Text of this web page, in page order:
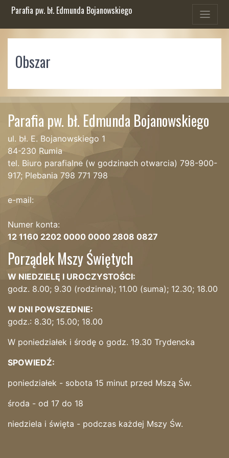
Parafia pw. bł. Edmunda Bojanowskiego
Obszar
Parafia pw. bł. Edmunda Bojanowskiego
ul. bł. E. Bojanowskiego 1
84-230 Rumia
tel. Biuro parafialne (w godzinach otwarcia) 798-900-
917; Plebania 798 771 798
e-mail:
Numer konta:
12 1160 2202 0000 0000 2808 0827
Porządek Mszy Świętych
W NIEDZIELĘ I UROCZYSTOŚCI:
godz. 8.00; 9.30 (rodzinna); 11.00 (suma); 12.30; 18.00
W DNI POWSZEDNIE:
godz.: 8.30; 15.00; 18.00
W poniedziałek i środę o godz. 19.30 Trydencka
SPOWIEDŹ:
poniedziałek - sobota 15 minut przed Mszą Św.
środa - od 17 do 18
niedziela i święta - podczas każdej Mszy Św.